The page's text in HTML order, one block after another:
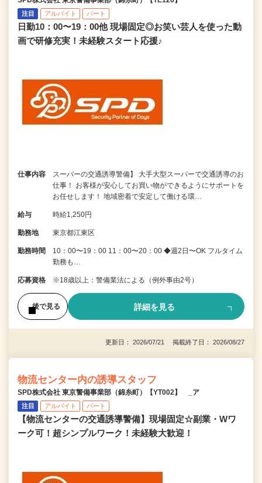
注目 アルバイト パート
日勤10：00〜19：00他 現場固定◎お笑い芸人を使った動
画で研修充実！未経験スタート応援♪
仕事内容
スーパーの交通誘導警備】 大手大型スーパーで交通誘導のお
仕事！ お客様が安心してお買い物ができるようにサポートを
お任せします！ 地域密着で安定して働ける環…
給与 時給1,250円
勤務地 東京都江東区
勤務時間
10：00〜19：00 11：00〜20：00 ◆週2日〜OK フルタイム
勤務も…
応募資格 ※18歳以上：警備業法による（例外事由2号）
後で見る 詳細を見る
更新日： 2026/07/21 掲載終了日： 2026/08/27
物流センター内の誘導スタッフ
SPD株式会社 東京警備事業部（錦糸町）【YT002】 _ア
注目 アルバイト パート
【物流センターの交通誘導警備】現場固定☆副業・Wワ
ーク可！超シンプルワーク！未経験大歓迎！